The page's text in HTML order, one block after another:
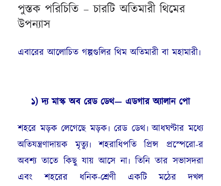
পুস্তক পরিচিতি – চারটি অতিমারী থিমের
উপন্যাস
এবারের আলোচিত গল্পগুলির থিম অতিমারী বা মহামারী৷
১)দ্যমাস্ক অবরেড ডেথ— এডগারঅ্যালান পো
শহরে মড়ক লেগেছে মড়ক৷ রেড ডেথ৷ আধঘণ্টার মধ্যে
অতিযন্ত্রণাদায়ক মৃত্যু৷ শহরাধিপতি প্রিন্স প্রস্পেরো-র
অবশ্য তাতে কিছু যায় আসে না৷ তিনি তার সভাসদরা
এবং শহরের ধনিক-শ্রেণী একটি মঠের দখল